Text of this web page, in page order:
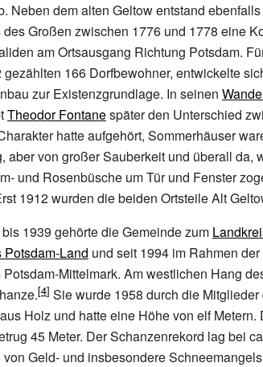
Neben dem alten Geltow entstand
des Großen zwischen 1776 und 1778 eine
am Ortsausgang Richtung Potsdam.
gezählten 166 Dorfbewohner, entwickelte
zur Existenzgrundlage. In seinen
Theodor Fontanespäter den Unterschied
hatte aufgehört, Sommerhäuser
aber von großer Sauberkeit und überall da,
und Rosenbüsche um Tür und Fenster
1912 wurden die beiden Ortsteile Alt
1939 gehörte die Gemeinde zum
Potsdam-Land und seit 1994 im Rahmen
Potsdam-Mittelmark. Am westlichen Hang
Sie wurde 1958 durch die
Holz und hatte eine Höhe von elf
45 Meter. Der Schanzenrekord lag bei
von Geld- und insbesondere